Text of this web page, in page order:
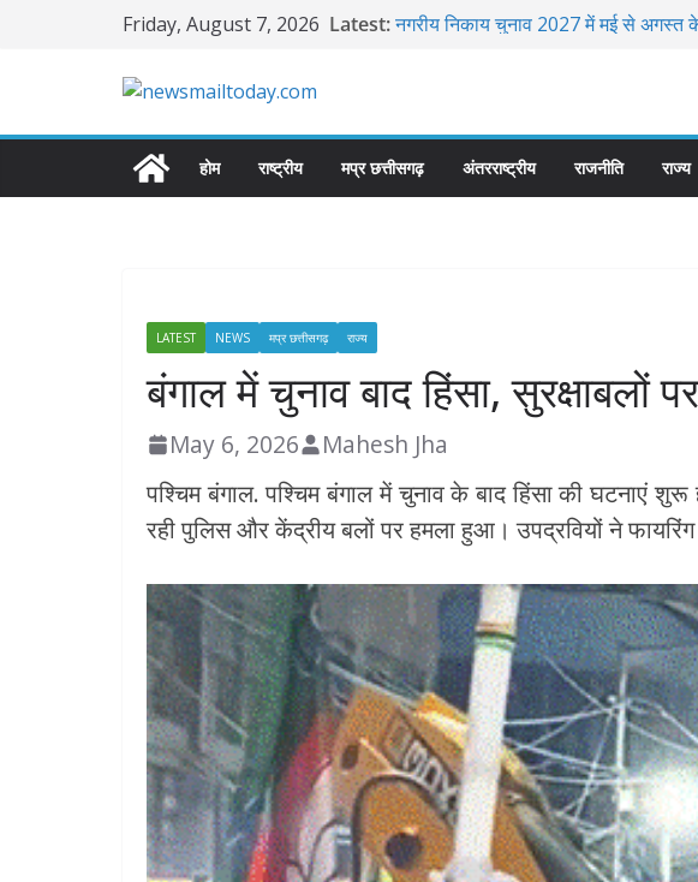
Friday, August 7, 2026 Latest:
MP में रात से बसें बंद, नई परिवहन नीति के
नगरीय निकाय चुनाव 2027 में मई से अगस्त
कावंडियों पर अज्ञात युवकों ने सरियों -हथौड़े
गंभीर, थाने के बाहर चक्काजाम तब हुई FIR
होम राष्ट्रीय मप्र छत्तीसगढ़ अंतरराष्ट्रीय राजनीति राज्य
LATEST NEWS मप्र छत्तीसगढ़ राज्य
बंगाल में चुनाव बाद हिंसा,
May 6, 2026
Mahesh Jha
पश्चिम बंगाल. पश्चिम बंगाल में चुनाव के बाद हिंसा की घटनाएं
रही पुलिस और केंद्रीय बलों पर हमला हुआ। उपद्रवियों ने फायरिंग